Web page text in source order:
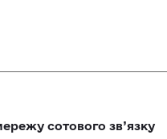
сотового зв’язку